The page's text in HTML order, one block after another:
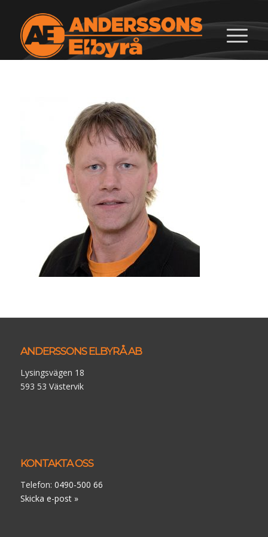
ANDERSSONS ELBYRÅ AB
Lysingsvägen 18
593 53 Västervik
KONTAKTA OSS
Telefon: 0490-500 66
Skicka e-post »